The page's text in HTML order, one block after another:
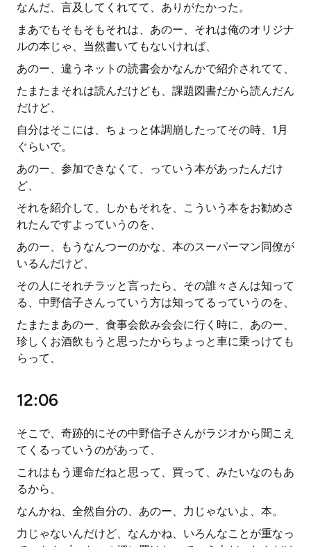
なんだ、言及してくれてて、ありがたかった。
まあでもそもそもそれは、あのー、それは俺のオリジナ
ルの本じゃ、当然書いてもないければ、
あのー、違うネットの読書会かなんかで紹介されてて、
たまたまそれは読んだけども、課題図書だから読んだん
だけど、
自分はそこには、ちょっと体調崩したってその時、1月
ぐらいで。
あのー、参加できなくて、っていう本があったんだけ
ど、
それを紹介して、しかもそれを、こういう本をお勧めさ
れたんですよっていうのを、
あのー、もうなんつーのかな、本のスーパーマン同僚が
いるんだけど、
その人にそれチラッと言ったら、その誰々さんは知って
る、中野信子さんっていう方は知ってるっていうのを、
たまたまあのー、食事会飲み会会に行く時に、あのー、
珍しくお酒飲もうと思ったからちょっと車に乗っけても
らって、
12:06
そこで、奇跡的にその中野信子さんがラジオから聞こえ
てくるっていうのがあって、
これはもう運命だねと思って、買って、みたいなのもあ
るから、
なんかね、全然自分の、あのー、力じゃないよ、本。
力じゃないんだけど、なんかね、いろんなことが重なっ